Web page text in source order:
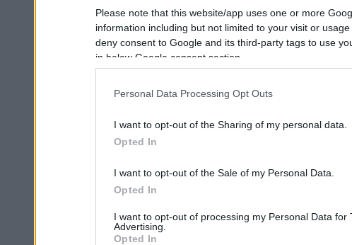
Please note that this website/app uses one or more
information including but not limited to your visit or
deny consent to Google and its third-party tags to use
in below Google consent section.
Personal Data Processing Opt Outs
I want to opt-out of the Sharing of my personal data.
Opted In
I want to opt-out of the Sale of my Personal Data.
Opted In
I want to opt-out of processing my Personal Data for
Advertising.
Opted In